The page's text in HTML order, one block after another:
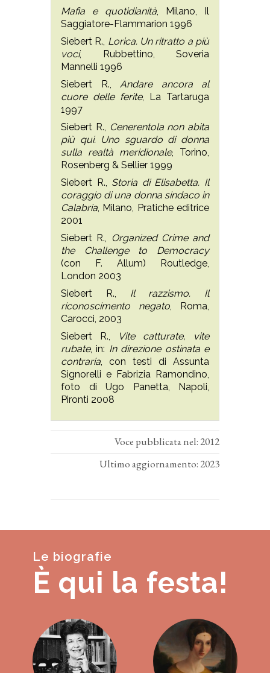
Mafia e quotidianità , Milano, Il
Saggiatore-Flammarion 1996
Siebert R., Lorica. Un ritratto a più
voci, Rubbettino, Soveria
Mannelli 1996
Siebert R., Andare ancora al
cuore delle ferite, La Tartaruga
1997
Siebert R.,
Cenerentola non abita
più qui. Uno sguardo di donna
sulla realtà meridionale, Torino,
Rosenberg & Sellier 1999
Siebert R., Storia di Elisabetta. Il
coraggio di una donna sindaco in
Calabria , Milano, Pratiche editrice
2001
Siebert R.,
Organized Crime and
the Challenge to Democracy
(con F. Allum) Routledge,
London 2003
Siebert R., Il razzismo. Il
riconoscimento negato , Roma,
Carocci, 2003
Siebert R.,
Vite catturate, vite
rubate, in: In direzione ostinata e
contraria , con testi di Assunta
Signorelli e Fabrizia Ramondino,
foto di Ugo Panetta, Napoli,
Pironti 2008
Voce pubblicata nel: 2012
Ultimo aggiornamento: 2023
Le biografie
È qui la festa!